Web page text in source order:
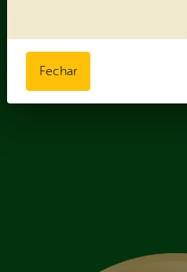
Fechar